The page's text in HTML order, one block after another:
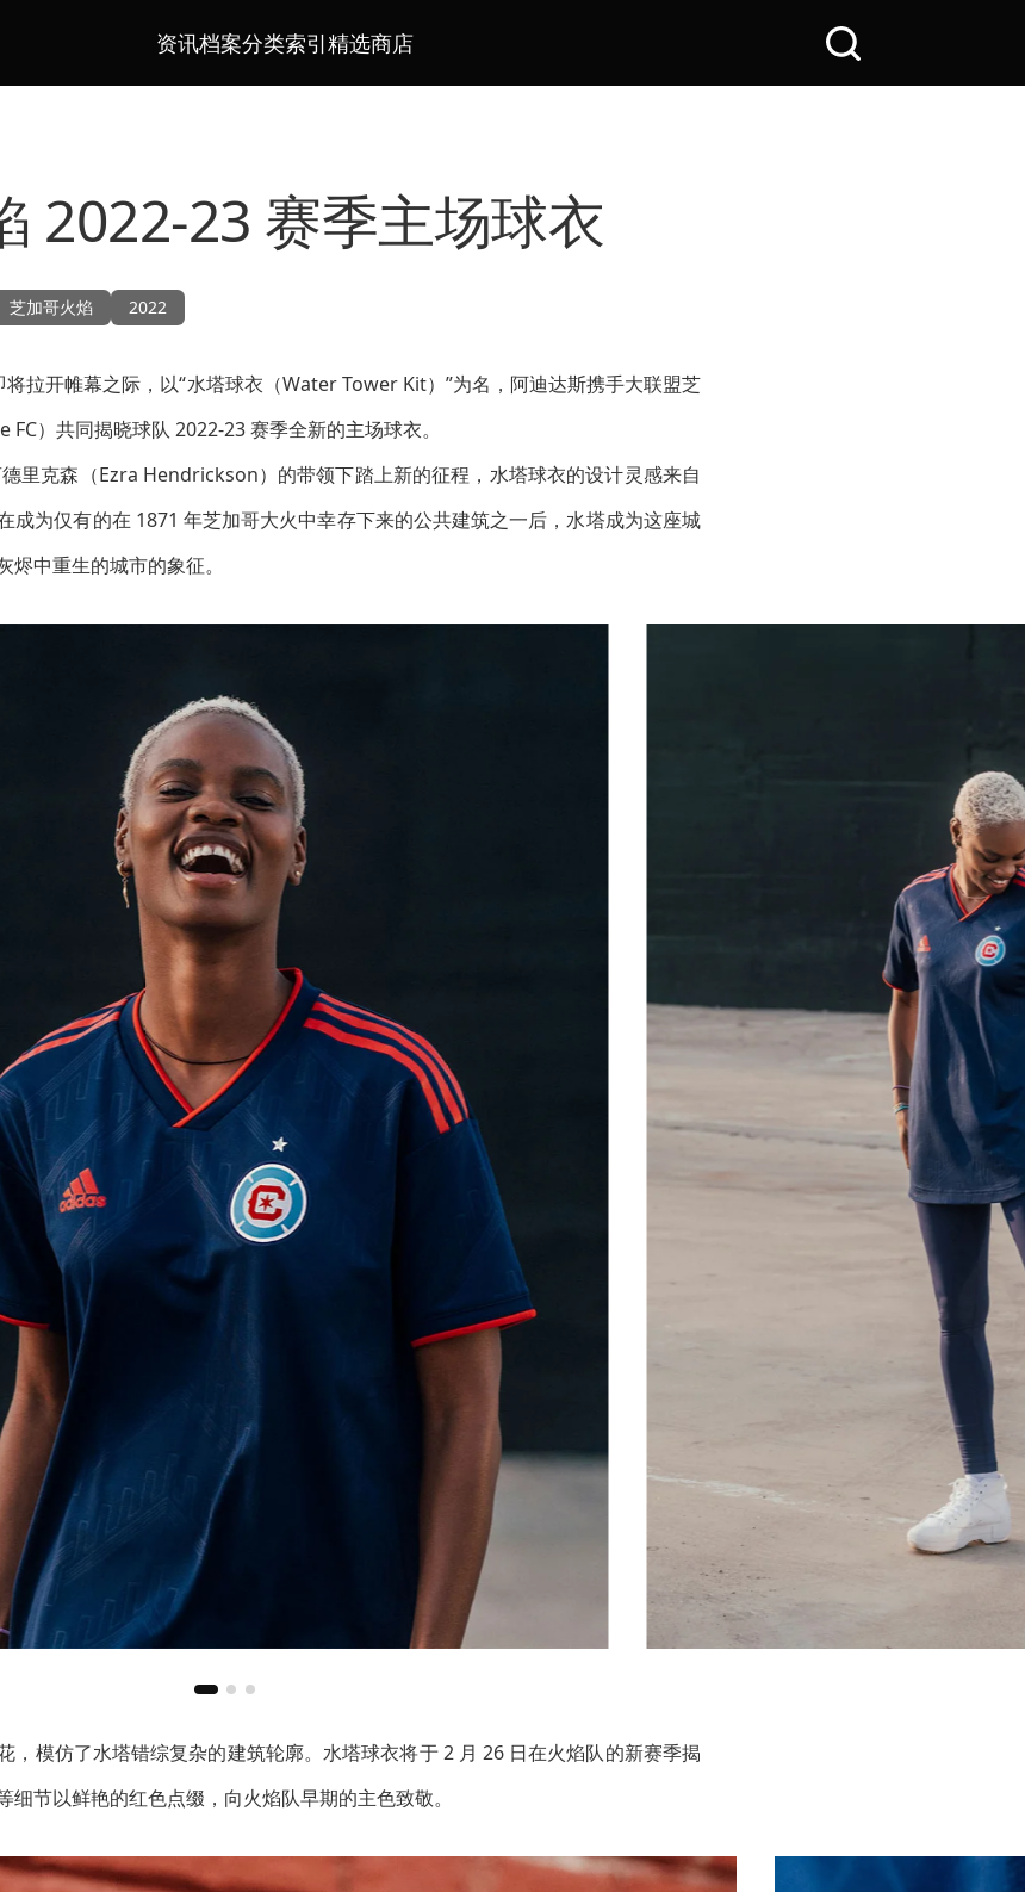
资讯档案分类索引精选商店
搜
2022-23 赛季主场球衣
芝加哥火焰 2022
拉开帷幕之际，以“水塔球衣（Water Tower Kit）”为名，阿迪达斯携手大联盟芝
）共同揭晓球队 2022-23 赛季全新的主场球衣。
里克森（Ezra Hendrickson）的带领下踏上新的征程，水塔球衣的设计灵感来自
成为仅有的在 1871 年芝加哥大火中幸存下来的公共建筑之一后，水塔成为这座城
中重生的城市的象征。
，模仿了水塔错综复杂的建筑轮廓。水塔球衣将于 2 月 26 日在火焰队的新赛季揭
节以鲜艳的红色点缀，向火焰队早期的主色致敬。